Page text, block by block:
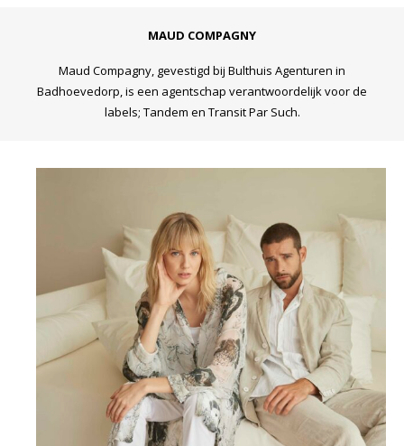
MAUD COMPAGNY
Maud Compagny, gevestigd bij Bulthuis Agenturen in
Badhoevedorp, is een agentschap verantwoordelijk voor de
labels; Tandem en Transit Par Such.